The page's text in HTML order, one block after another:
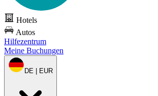
Hotels
Autos
Hilfezentrum
Meine Buchungen
DE | EUR